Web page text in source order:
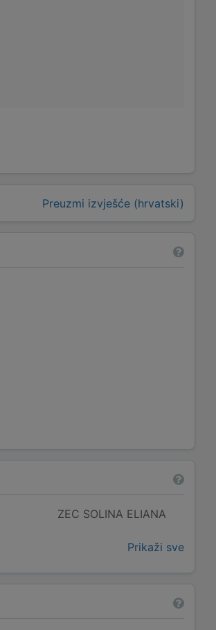
Preuzmi izvješće (hrvatski)
ZEC SOLINA ELIANA
Prikaži sve